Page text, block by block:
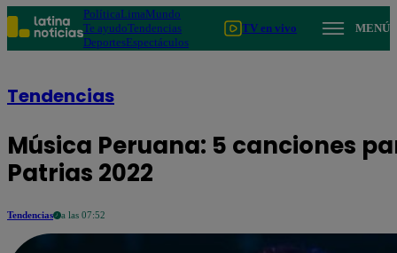
PolíticaLimaMundo
Te ayudoTendencias
DeportesEspectáculos
TV en vivo MENÚ
Tendencias
Música Peruana: 5 canciones
Patrias 2022
Tendencias a las 07:52